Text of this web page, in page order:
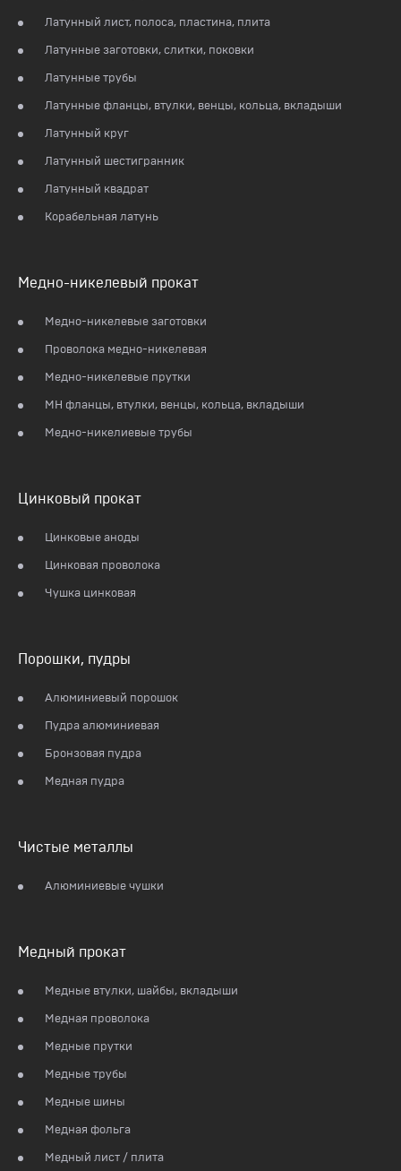
Латунный лист, полоса, пластина, плита
Латунные заготовки, слитки, поковки
Латунные трубы
Латунные фланцы, втулки, венцы, кольца, вкладыши
Латунный круг
Латунный шестигранник
Латунный квадрат
Корабельная латунь
Медно-никелевый прокат
Медно-никелевые заготовки
Проволока медно-никелевая
Медно-никелевые прутки
МН фланцы, втулки, венцы, кольца, вкладыши
Медно-никелиевые трубы
Цинковый прокат
Цинковые аноды
Цинковая проволока
Чушка цинковая
Порошки, пудры
Алюминиевый порошок
Пудра алюминиевая
Бронзовая пудра
Медная пудра
Чистые металлы
Алюминиевые чушки
Медный прокат
Медные втулки, шайбы, вкладыши
Медная проволока
Медные прутки
Медные трубы
Медные шины
Медная фольга
Медный лист / плита